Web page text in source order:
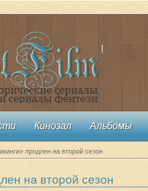
Кинозал Альбомы
продлен на второй сезон
на второй сезон